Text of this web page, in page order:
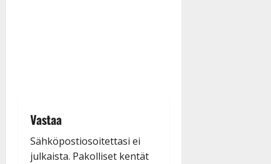
Vastaa
Sähköpostiosoitettasi ei
julkaista. Pakolliset kentät